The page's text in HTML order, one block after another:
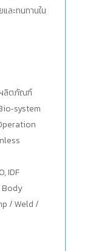
ละทนทานใน
ผลิตภัณฑ์
IDF
Body
/ Weld /